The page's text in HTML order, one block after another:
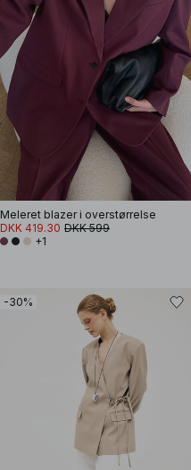
Meleret blazer i overstørrelse
DKK 419.30 DKK 599
+1
-30%